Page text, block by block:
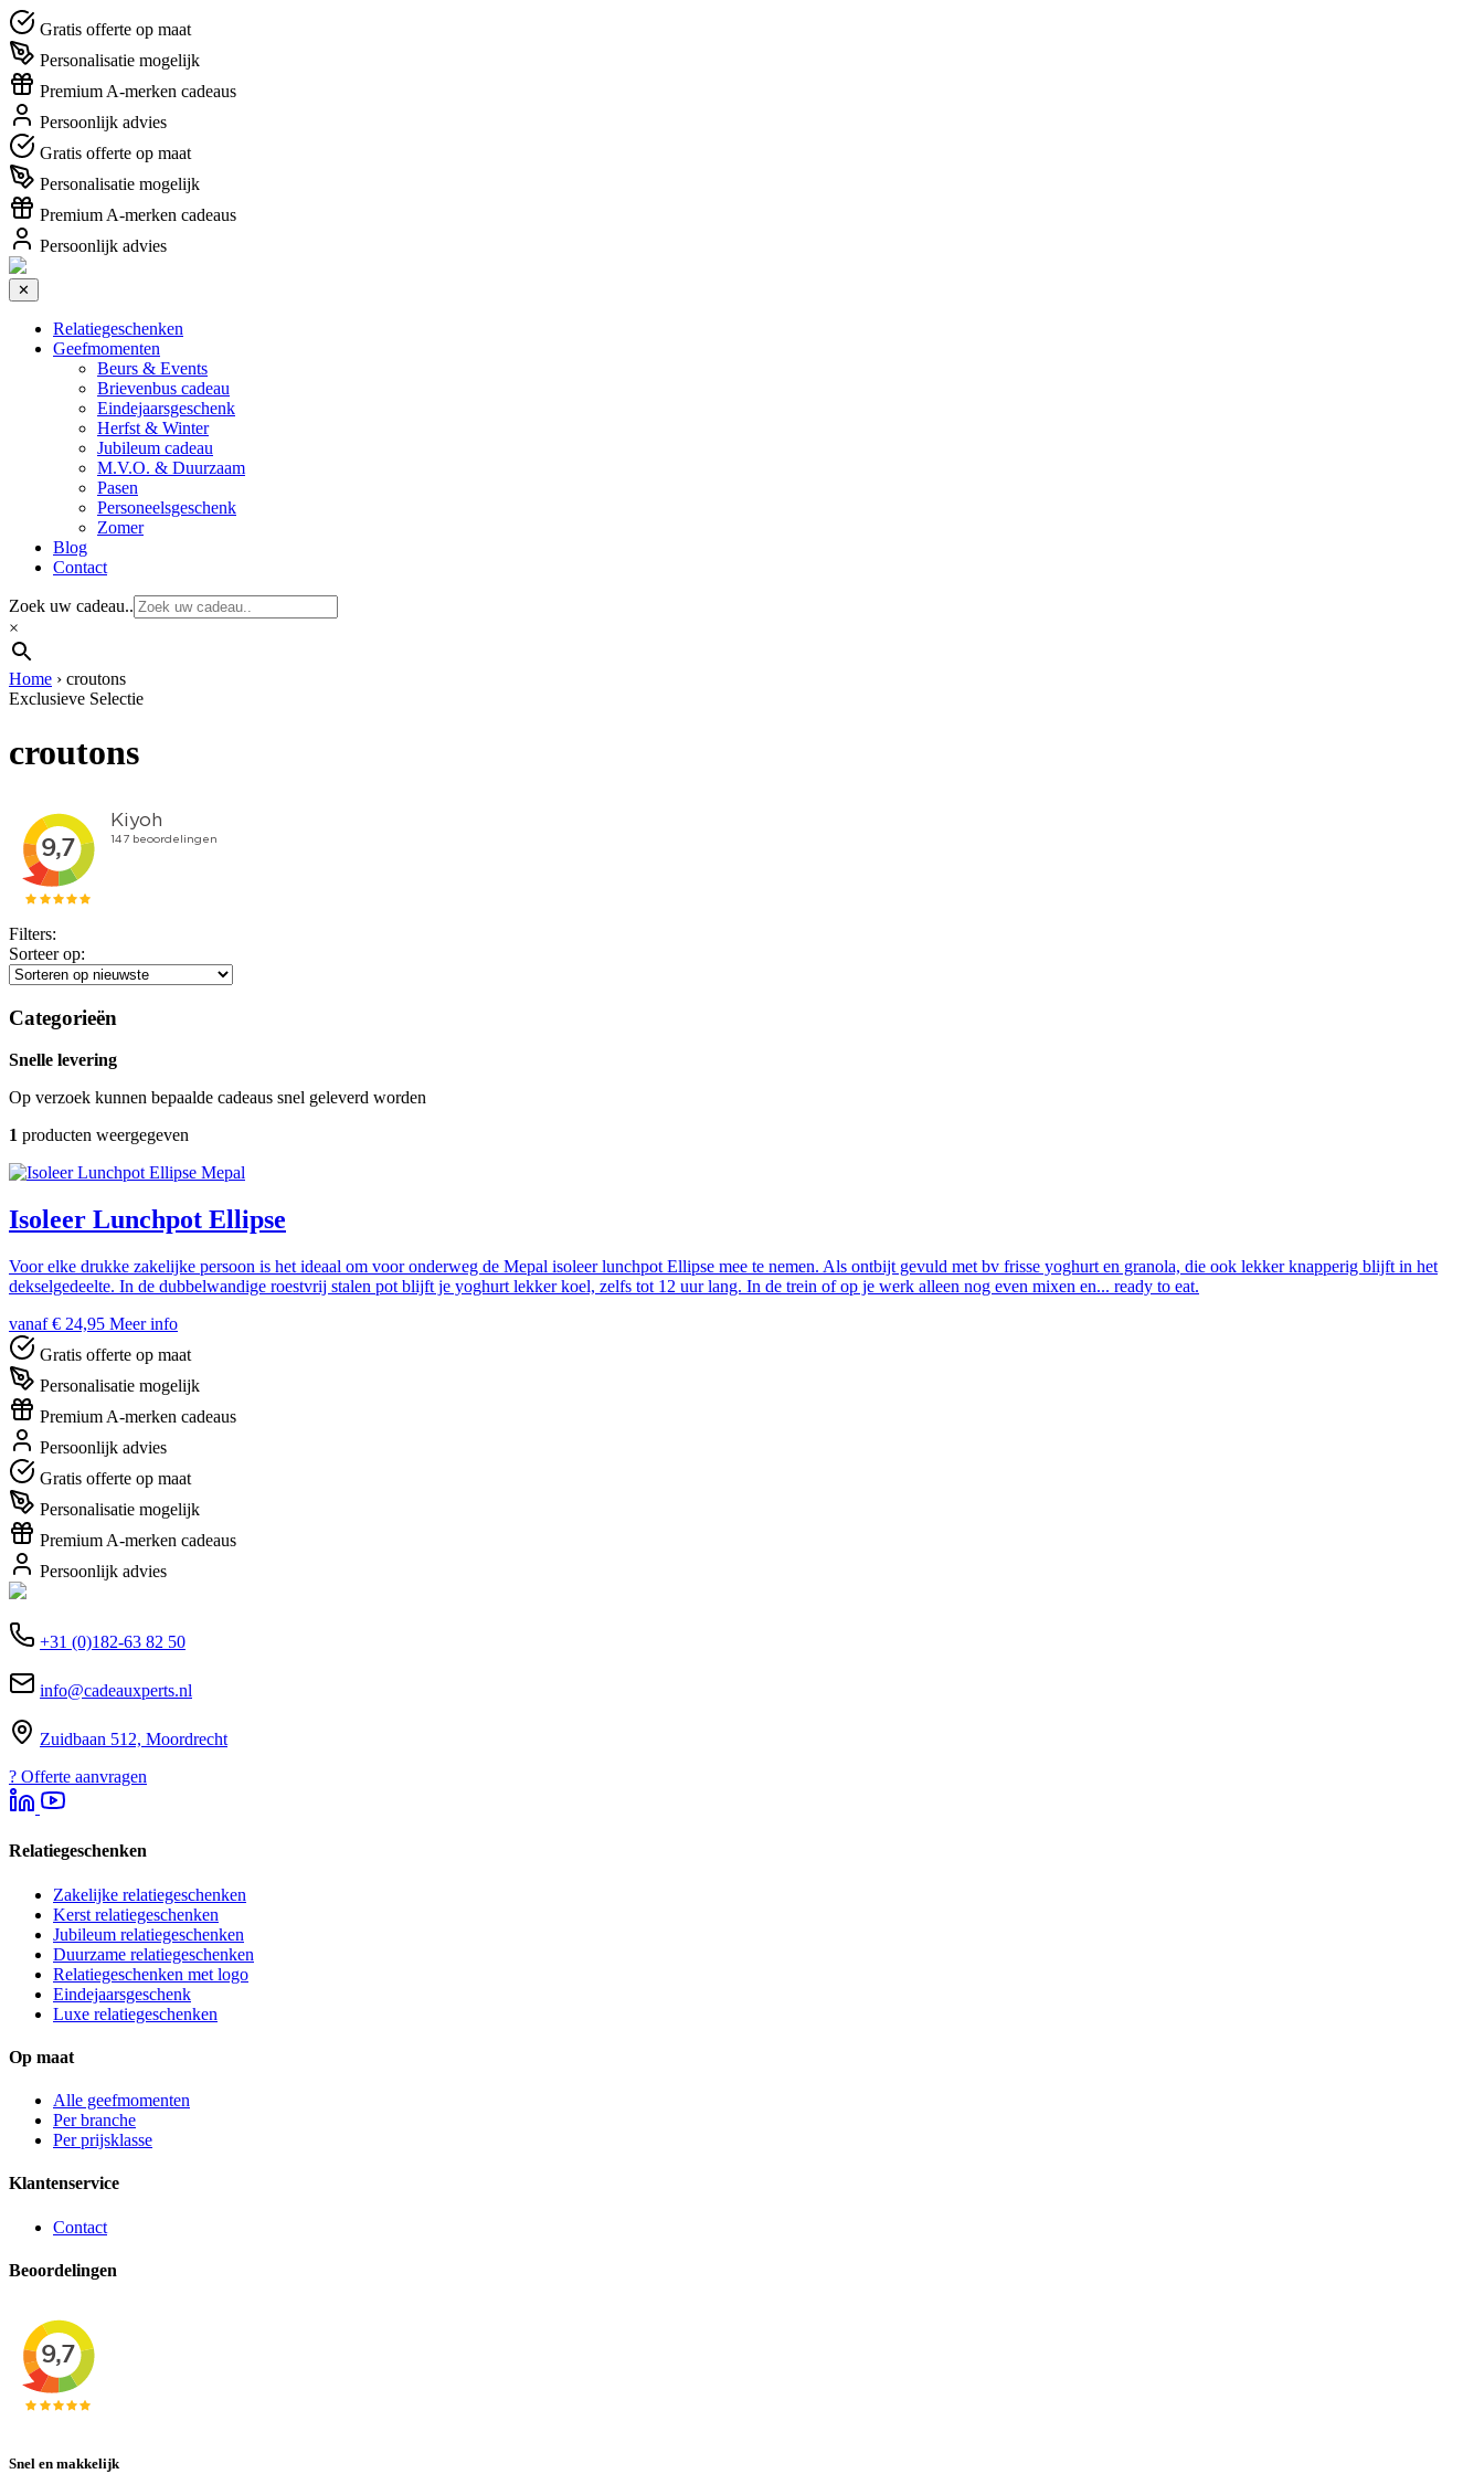
Gratis offerte op maat
Personalisatie mogelijk
Premium A-merken cadeaus
Persoonlijk advies
Gratis offerte op maat
Personalisatie mogelijk
Premium A-merken cadeaus
Persoonlijk advies
✕
Relatiegeschenken
Geefmomenten
Beurs & Events
Brievenbus cadeau
Eindejaarsgeschenk
Herfst & Winter
Jubileum cadeau
M.V.O. & Duurzaam
Pasen
Personeelsgeschenk
Zomer
Blog
Contact
Zoek uw cadeau..
×
Home › croutons
Exclusieve Selectie
croutons
Filters:
Sorteer op:
Categorieën
Snelle levering
Op verzoek kunnen bepaalde cadeaus snel geleverd worden
1 producten weergegeven
Mepal
Isoleer Lunchpot Ellipse
Voor elke drukke zakelijke persoon is het ideaal om voor onderweg de Mepal isoleer lunchpot Ellipse mee te nemen. Als ontbijt gevuld met bv frisse yoghurt en granola, die ook lekker knapperig blijft in het
dekselgedeelte. In de dubbelwandige roestvrij stalen pot blijft je yoghurt lekker koel, zelfs tot 12 uur lang. In de trein of op je werk alleen nog even mixen en... ready to eat.
vanaf € 24,95 Meer info
Gratis offerte op maat
Personalisatie mogelijk
Premium A-merken cadeaus
Persoonlijk advies
Gratis offerte op maat
Personalisatie mogelijk
Premium A-merken cadeaus
Persoonlijk advies
+31 (0)182-63 82 50
info@cadeauxperts.nl
Zuidbaan 512, Moordrecht
? Offerte aanvragen
Relatiegeschenken
Zakelijke relatiegeschenken
Kerst relatiegeschenken
Jubileum relatiegeschenken
Duurzame relatiegeschenken
Relatiegeschenken met logo
Eindejaarsgeschenk
Luxe relatiegeschenken
Op maat
Alle geefmomenten
Per branche
Per prijsklasse
Klantenservice
Contact
Beoordelingen
Snel en makkelijk